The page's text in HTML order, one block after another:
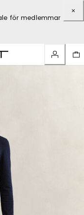
för medlemmar